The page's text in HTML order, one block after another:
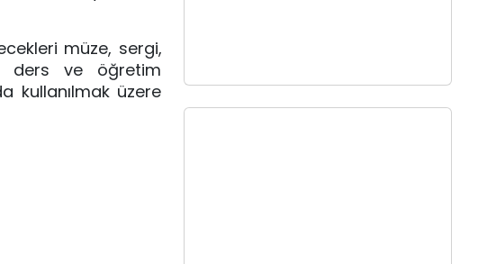
müze, sergi,
ders ve öğretim
kullanılmak üzere